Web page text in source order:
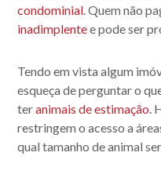
condominial. Quem não
inadimplentee pode ser
Tendo em vista algum
esqueça de perguntar o
teranimais de estimação.
restringem o acesso a
qual tamanho de animal